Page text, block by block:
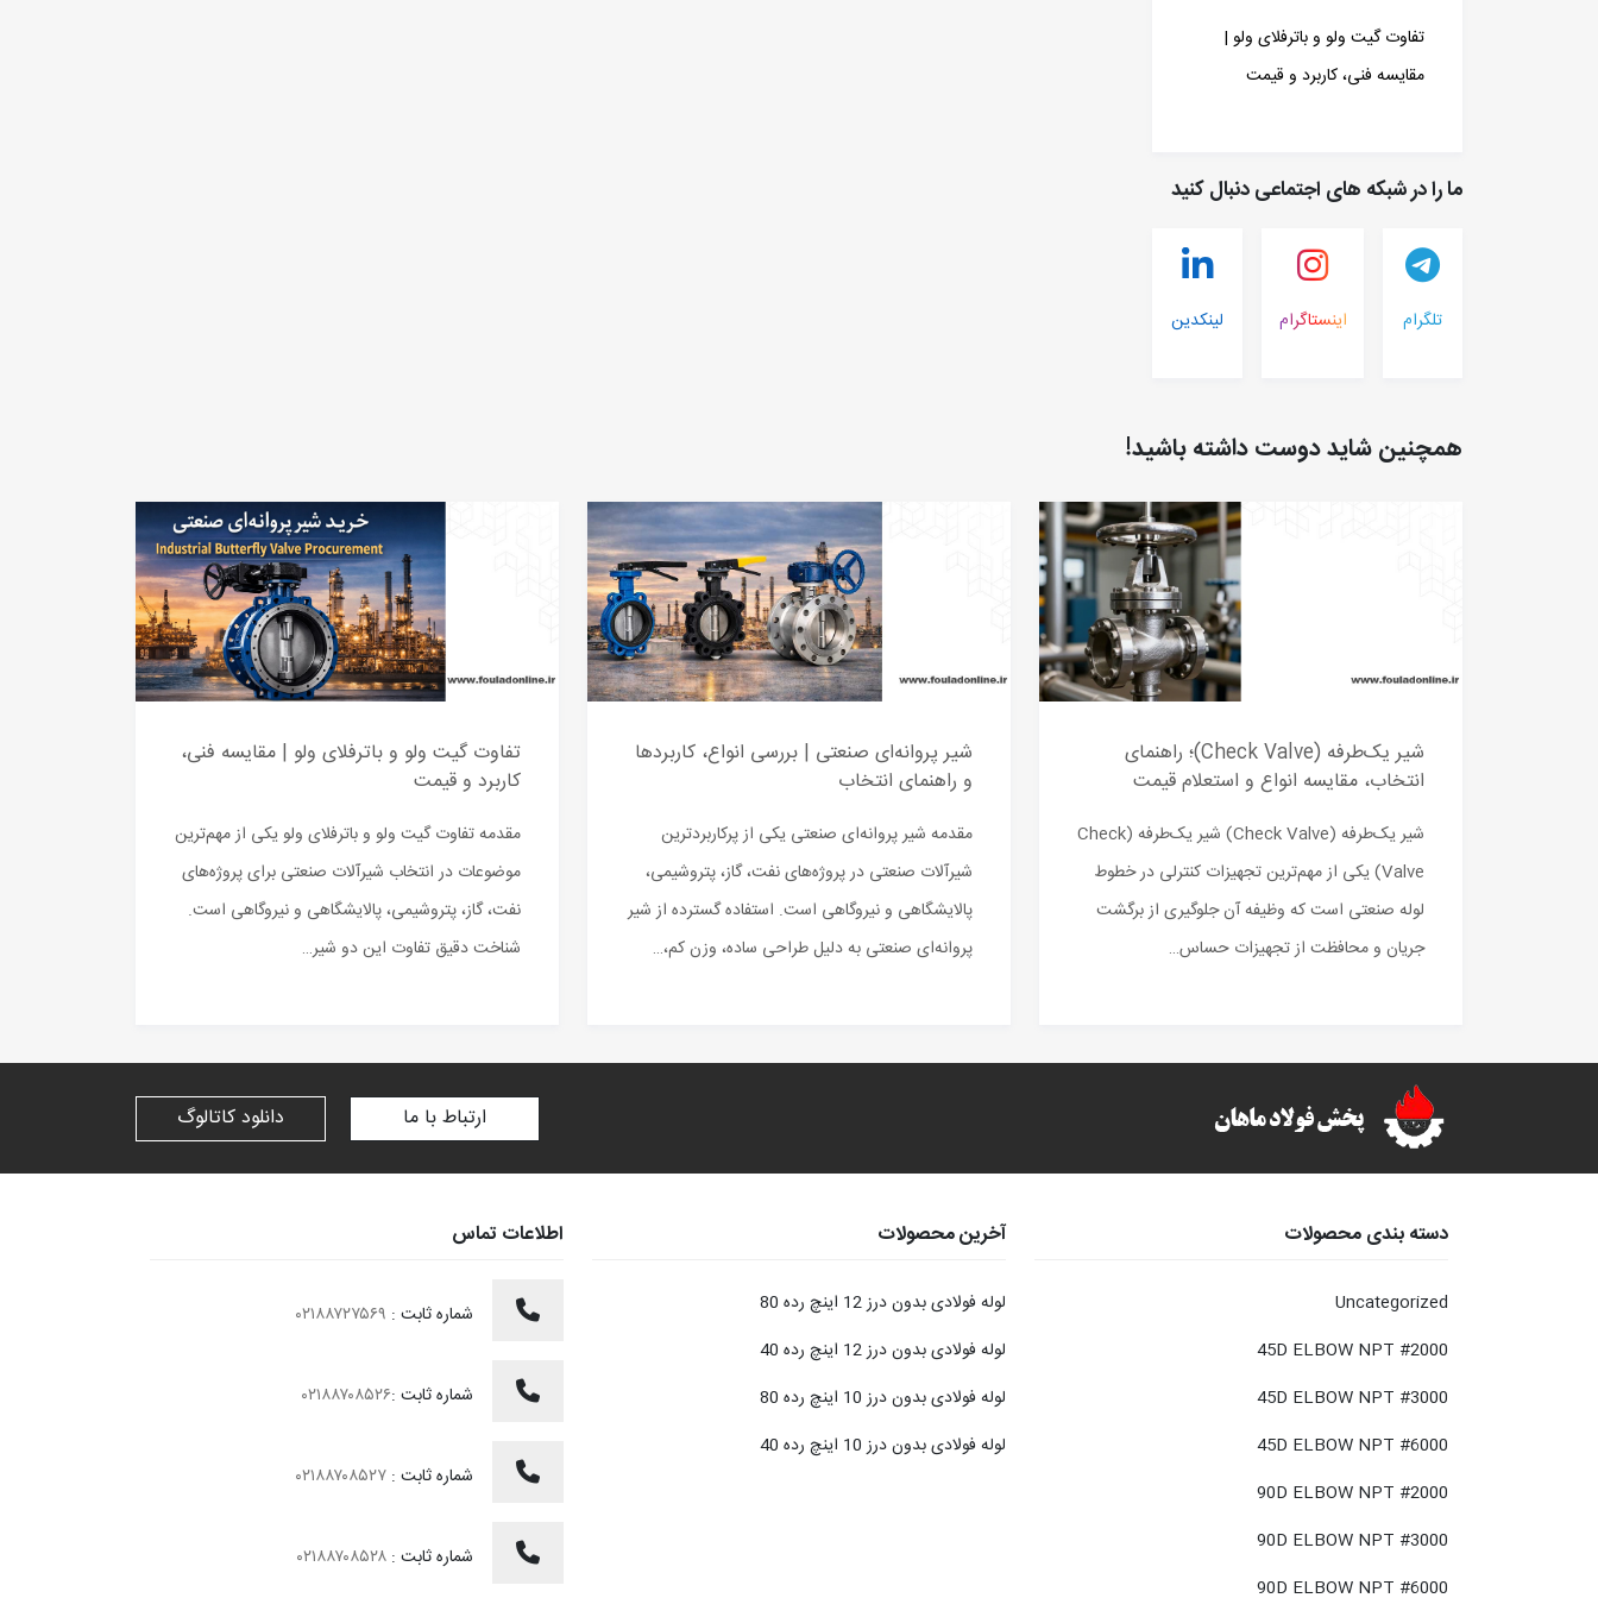
تفاوت گیت ولو و باترفلای ولو |
مقایسه فنی، کاربرد و قیمت
ما را در شبکه های اجتماعی دنبال کنید
تلگرام اینستاگرام لینکدین
همچنین شاید دوست داشته باشید!
شیر یک‌طرفه (Check Valve)؛ راهنمای
انتخاب، مقایسه انواع و استعلام قیمت
شیر یک‌طرفه (Check Valve) شیر یک‌طرفه (Check
Valve) یکی از مهم‌ترین تجهیزات کنترلی در خطوط
لوله صنعتی است که وظیفه آن جلوگیری از برگشت
جریان و محافظت از تجهیزات حساس…
شیر پروانه‌ای صنعتی | بررسی انواع، کاربردها
و راهنمای انتخاب
مقدمه شیر پروانه‌ای صنعتی یکی از پرکاربردترین
شیرآلات صنعتی در پروژه‌های نفت، گاز، پتروشیمی،
پالایشگاهی و نیروگاهی است. استفاده گسترده از شیر
پروانه‌ای صنعتی به دلیل طراحی ساده، وزن کم،…
تفاوت گیت ولو و باترفلای ولو | مقایسه فنی،
کاربرد و قیمت
مقدمه تفاوت گیت ولو و باترفلای ولو یکی از مهم‌ترین
موضوعات در انتخاب شیرآلات صنعتی برای پروژه‌های
نفت، گاز، پتروشیمی، پالایشگاهی و نیروگاهی است.
شناخت دقیق تفاوت این دو شیر…
ارتباط با ما دانلود کاتالوگ
دسته بندی محصولات
Uncategorized
45D ELBOW NPT #2000
45D ELBOW NPT #3000
45D ELBOW NPT #6000
90D ELBOW NPT #2000
90D ELBOW NPT #3000
90D ELBOW NPT #6000
آخرین محصولات
لوله فولادی بدون درز 12 اینچ رده 80
لوله فولادی بدون درز 12 اینچ رده 40
لوله فولادی بدون درز 10 اینچ رده 80
لوله فولادی بدون درز 10 اینچ رده 40
اطلاعات تماس
شماره ثابت :
شماره ثابت :۰۲۱۸۸۷۰۸۵۲۶
شماره ثابت :
شماره ثابت :